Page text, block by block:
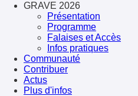
GRAVE 2026
Présentation
Programme
Falaises et Accès
Infos pratiques
Communauté
Contribuer
Actus
Plus d'infos